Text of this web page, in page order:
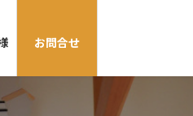
お問合せ